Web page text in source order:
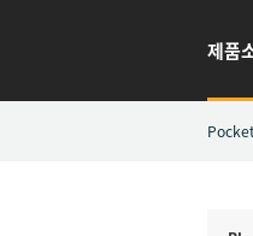
제품